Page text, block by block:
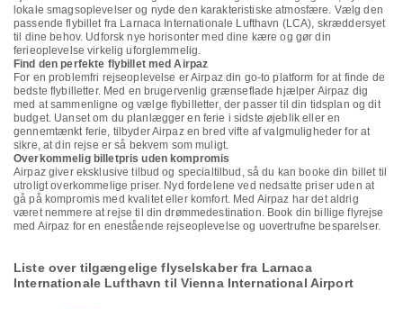
lokale smagsoplevelser og nyde den karakteristiske atmosfære. Vælg den
passende flybillet fra Larnaca Internationale Lufthavn (LCA), skræddersyet
til dine behov. Udforsk nye horisonter med dine kære og gør din
ferieoplevelse virkelig uforglemmelig.
Find den perfekte flybillet med Airpaz
For en problemfri rejseoplevelse er Airpaz din go-to platform for at finde de
bedste flybilletter. Med en brugervenlig grænseflade hjælper Airpaz dig
med at sammenligne og vælge flybilletter, der passer til din tidsplan og dit
budget. Uanset om du planlægger en ferie i sidste øjeblik eller en
gennemtænkt ferie, tilbyder Airpaz en bred vifte af valgmuligheder for at
sikre, at din rejse er så bekvem som muligt.
Overkommelig billetpris uden kompromis
Airpaz giver eksklusive tilbud og specialtilbud, så du kan booke din billet til
utroligt overkommelige priser. Nyd fordelene ved nedsatte priser uden at
gå på kompromis med kvalitet eller komfort. Med Airpaz har det aldrig
været nemmere at rejse til din drømmedestination. Book din billige flyrejse
med Airpaz for en enestående rejseoplevelse og uovertrufne besparelser.
Liste over tilgængelige flyselskaber fra Larnaca
Internationale Lufthavn til Vienna International Airport